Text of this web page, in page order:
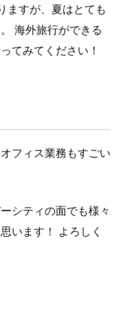
すが、夏はとても
海外旅行ができる
てみてください！
フィス業務もすごい
シティの面でも様々
います！ よろしく